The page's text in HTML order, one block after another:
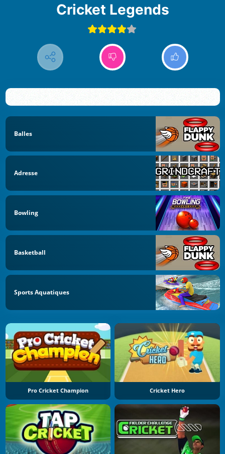
Cricket Legends
Balles
Adresse
Bowling
Basketball
Sports Aquatiques
Pro Cricket Champion Cricket Hero